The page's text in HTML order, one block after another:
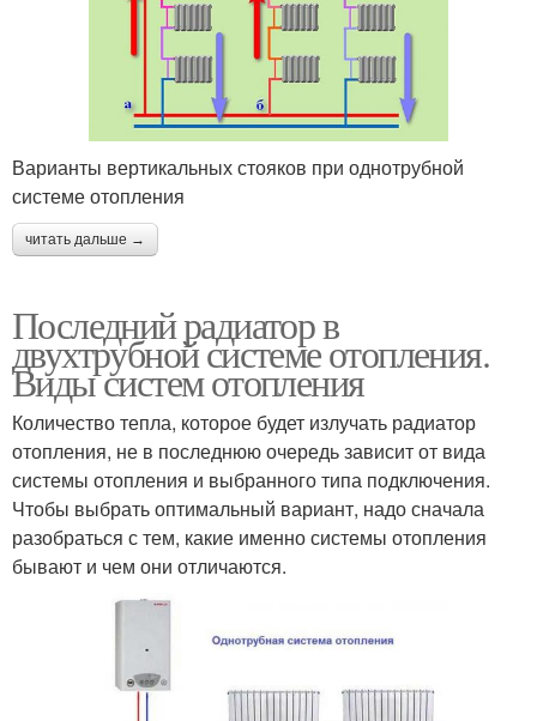
Варианты вертикальных стояков при однотрубной
системе отопления
читать дальше →
Последний радиатор в
двухтрубной системе отопления.
Виды систем отопления
Количество тепла, которое будет излучать радиатор
отопления, не в последнюю очередь зависит от вида
системы отопления и выбранного типа подключения.
Чтобы выбрать оптимальный вариант, надо сначала
разобраться с тем, какие именно системы отопления
бывают и чем они отличаются.